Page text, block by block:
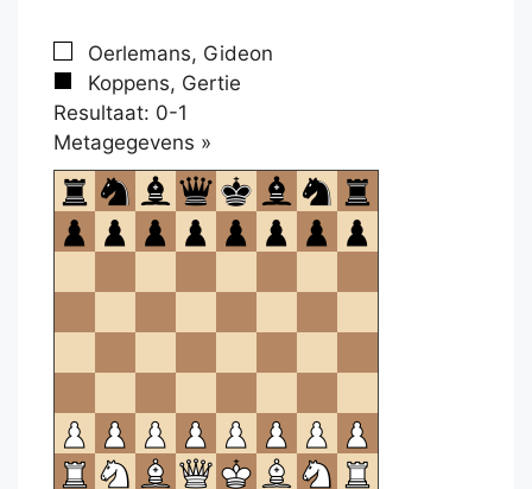
Oerlemans, Gideon
Koppens, Gertie
Resultaat: 0-1
Metagegevens »
om
te
openen.